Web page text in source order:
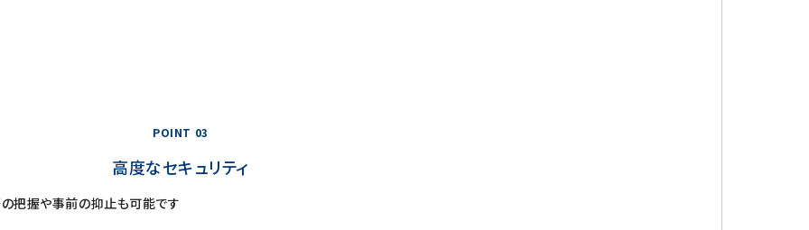
POINT 03
高度なセキュリティ
把握や事前の抑止も可能です